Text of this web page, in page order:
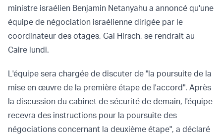
ministre israélien Benjamin Netanyahu a annoncé qu'une
équipe de négociation israélienne dirigée par le
coordinateur des otages, Gal Hirsch, se rendrait au
Caire lundi.
L'équipe sera chargée de discuter de "la poursuite de la
mise en œuvre de la première étape de l'accord". Après
la discussion du cabinet de sécurité de demain, l'équipe
recevra des instructions pour la poursuite des
négociations concernant la deuxième étape", a déclaré